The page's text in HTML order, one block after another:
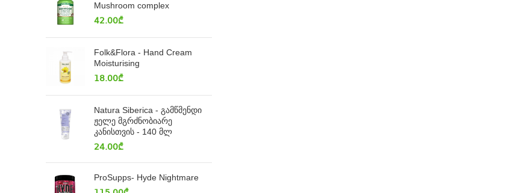
Mushroom complex
42.00₾
Folk&Flora - Hand Cream
Moisturising
18.00₾
Natura Siberica - გამწმენდი
ჟელე მგრძნობიარე
კანისთვის - 140 მლ
24.00₾
ProSupps- Hyde Nightmare